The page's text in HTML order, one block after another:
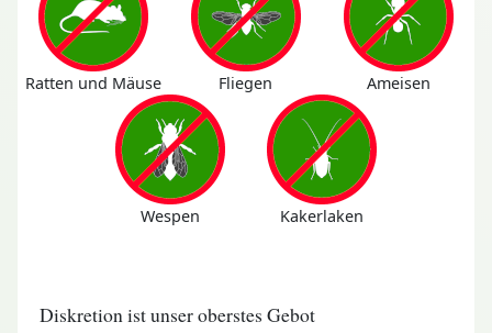
Ratten und Mäuse Fliegen Ameisen
Wespen Kakerlaken
Diskretion ist unser oberstes Gebot